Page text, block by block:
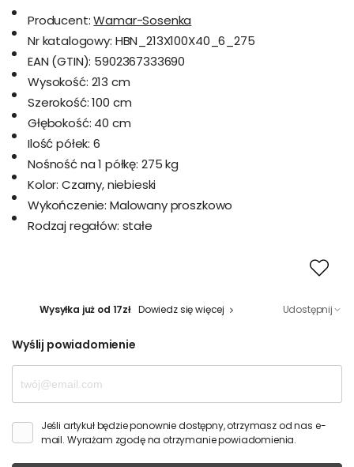
Producent: Wamar-Sosenka
Nr katalogowy: HBN_213X100X40_6_275
EAN (GTIN): 5902367333690
Wysokość: 213 cm
Szerokość: 100 cm
Głębokość: 40 cm
Ilość półek: 6
Nośność na 1 półkę: 275 kg
Kolor: Czarny, niebieski
Wykończenie: Malowany proszkowo
Rodzaj regałów: stałe
Wysyłka już od 17zł Dowiedz się więcej Udostępnij
Wyślij powiadomienie
Jeśli artykuł będzie ponownie dostępny, otrzymasz od nas e-
mail. Wyrażam zgodę na otrzymanie powiadomienia.